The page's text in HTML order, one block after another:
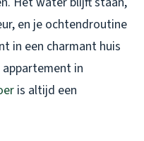
en je ochtendroutine
in een charmant huis
in
is altijd een